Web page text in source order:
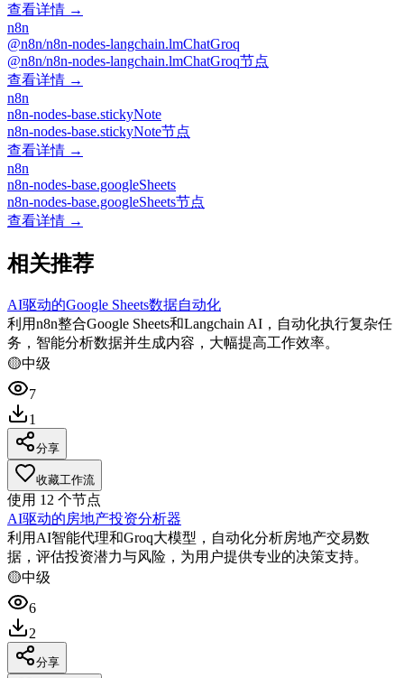
查看详情 →
n8n
@n8n/n8n-nodes-langchain.lmChatGroq
@n8n/n8n-nodes-langchain.lmChatGroq节点
查看详情 →
n8n
n8n-nodes-base.stickyNote
n8n-nodes-base.stickyNote节点
查看详情 →
n8n
n8n-nodes-base.googleSheets
n8n-nodes-base.googleSheets节点
查看详情 →
相关推荐
AI驱动的Google Sheets数据自动化
利用n8n整合Google Sheets和Langchain AI，自动化执行复杂任
务，智能分析数据并生成内容，大幅提高工作效率。
🟡中级
7
1
分享
收藏工作流
使用 12 个节点
AI驱动的房地产投资分析器
利用AI智能代理和Groq大模型，自动化分析房地产交易数
据，评估投资潜力与风险，为用户提供专业的决策支持。
🟡中级
6
2
分享